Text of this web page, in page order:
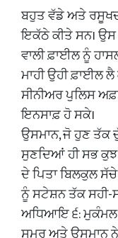
ਬਹੁਤ ਵੱਡੇ ਅਤੇ
ਇਕੱਠੇ ਕੀਤੇ ਸਨ।
ਵਾਲੀ ਫ਼ਾਈਲ ਨੂੰ
ਮਾਹੀ ਉਹੀ ਫ਼ਾਈਲ
ਸੀਨੀਅਰ ਪੁਲਿਸ
ਇਨਸਾਫ਼ ਹੋ ਸਕੇ।
​ਉਸਮਾਨ, ਜੋ ਹੁਣ ਤੱਕ
ਸੁਣਦਿਆਂ ਹੀ ਸਭ
ਦੇ ਪਿਤਾ ਬਿਲਕੁਲ
ਨੂੰ ਸਟੇਸ਼ਨ ਤੱਕ ਸਹੀ-
​ਅਧਿਆਇ ੬: ਮੁਕੰਮਲ